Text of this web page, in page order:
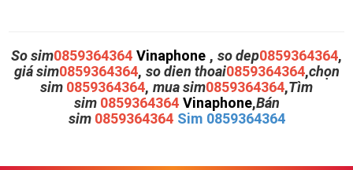
So sim0859364364 Vinaphone , so dep0859364364,
giá sim0859364364, so dien thoai0859364364,chọn
sim 0859364364, mua sim0859364364,Tìm
sim 0859364364 Vinaphone,Bán
sim 0859364364 Sim 0859364364